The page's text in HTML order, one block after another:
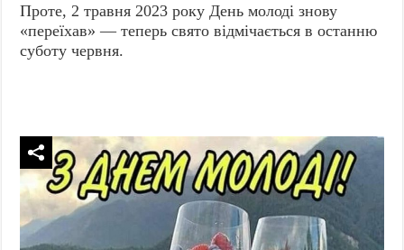
Проте, 2 травня 2023 року День молоді знову
«переїхав» — теперь свято відмічається в останню
суботу червня.